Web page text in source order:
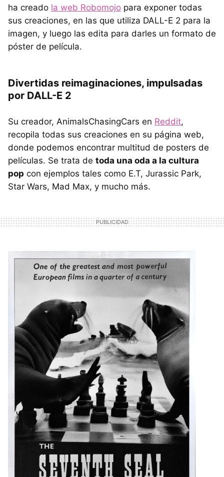
ha creado la web Robomojo para exponer todas
sus creaciones, en las que utiliza DALL-E 2 para la
imagen, y luego las edita para darles un formato de
póster de película.
Divertidas reimaginaciones, impulsadas
por DALL-E 2
Su creador, AnimalsChasingCars en Reddit,
recopila todas sus creaciones en su página web,
donde podemos encontrar multitud de posters de
películas. Se trata de toda una oda a la cultura
pop con ejemplos tales como E.T, Jurassic Park,
Star Wars, Mad Max, y mucho más.